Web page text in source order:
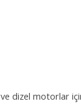
dizel motorlar